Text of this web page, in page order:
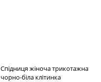
Спідниця жіноча трикотажна
чорно-біла клітинка